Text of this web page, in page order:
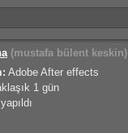
(mustafa bülent keskin)
Adobe After effects
1 gün